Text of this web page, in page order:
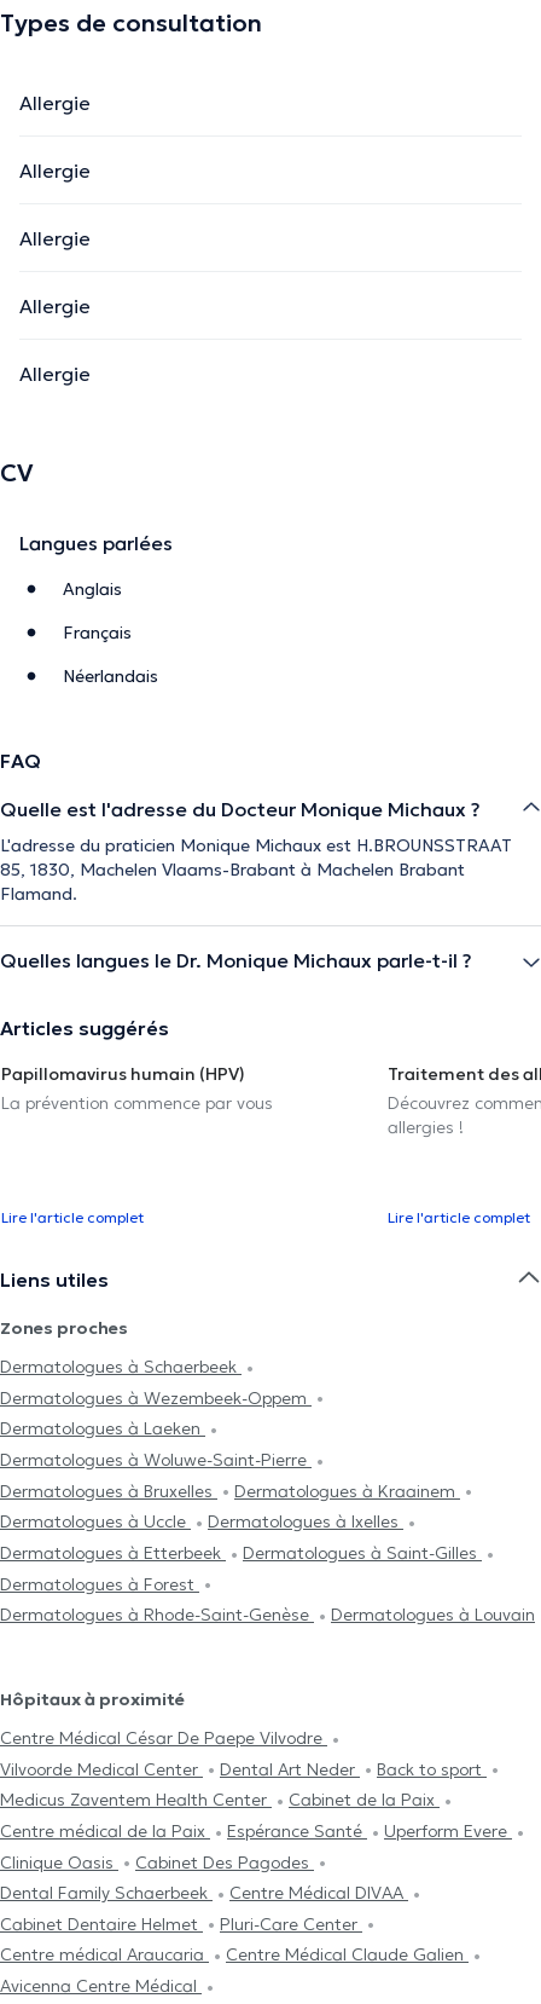
Types de consultation
Allergie
Allergie
Allergie
Allergie
Allergie
CV
Langues parlées
Anglais
Français
Néerlandais
FAQ
Quelle est l'adresse du Docteur Monique Michaux ?
L'adresse du praticien Monique Michaux est H.BROUNSSTRAAT
85, 1830, Machelen Vlaams-Brabant à Machelen Brabant
Flamand.
Quelles langues le Dr. Monique Michaux parle-t-il ?
Articles suggérés
Papillomavirus humain (HPV)
La prévention commence par vous
Lire l'article complet
Traitement des
Découvrez
allergies !
Lire l'article complet
Liens utiles
Zones proches
Dermatologues à Schaerbeek
Dermatologues à Wezembeek-Oppem
Dermatologues à Laeken
Dermatologues à Woluwe-Saint-Pierre
Dermatologues à Bruxelles
Dermatologues à Kraainem
Dermatologues à Uccle
Dermatologues à Ixelles
Dermatologues à Etterbeek
Dermatologues à Saint-Gilles
Dermatologues à Forest
Dermatologues à Rhode-Saint-Genèse
Dermatologues à Louvain
Hôpitaux à proximité
Centre Médical César De Paepe Vilvodre
Vilvoorde Medical Center
Dental Art Neder
Back to sport
Medicus Zaventem Health Center
Cabinet de la Paix
Centre médical de la Paix
Espérance Santé
Uperform Evere
Clinique Oasis
Cabinet Des Pagodes
Dental Family Schaerbeek
Centre Médical DIVAA
Cabinet Dentaire Helmet
Pluri-Care Center
Centre médical Araucaria
Centre Médical Claude Galien
Avicenna Centre Médical